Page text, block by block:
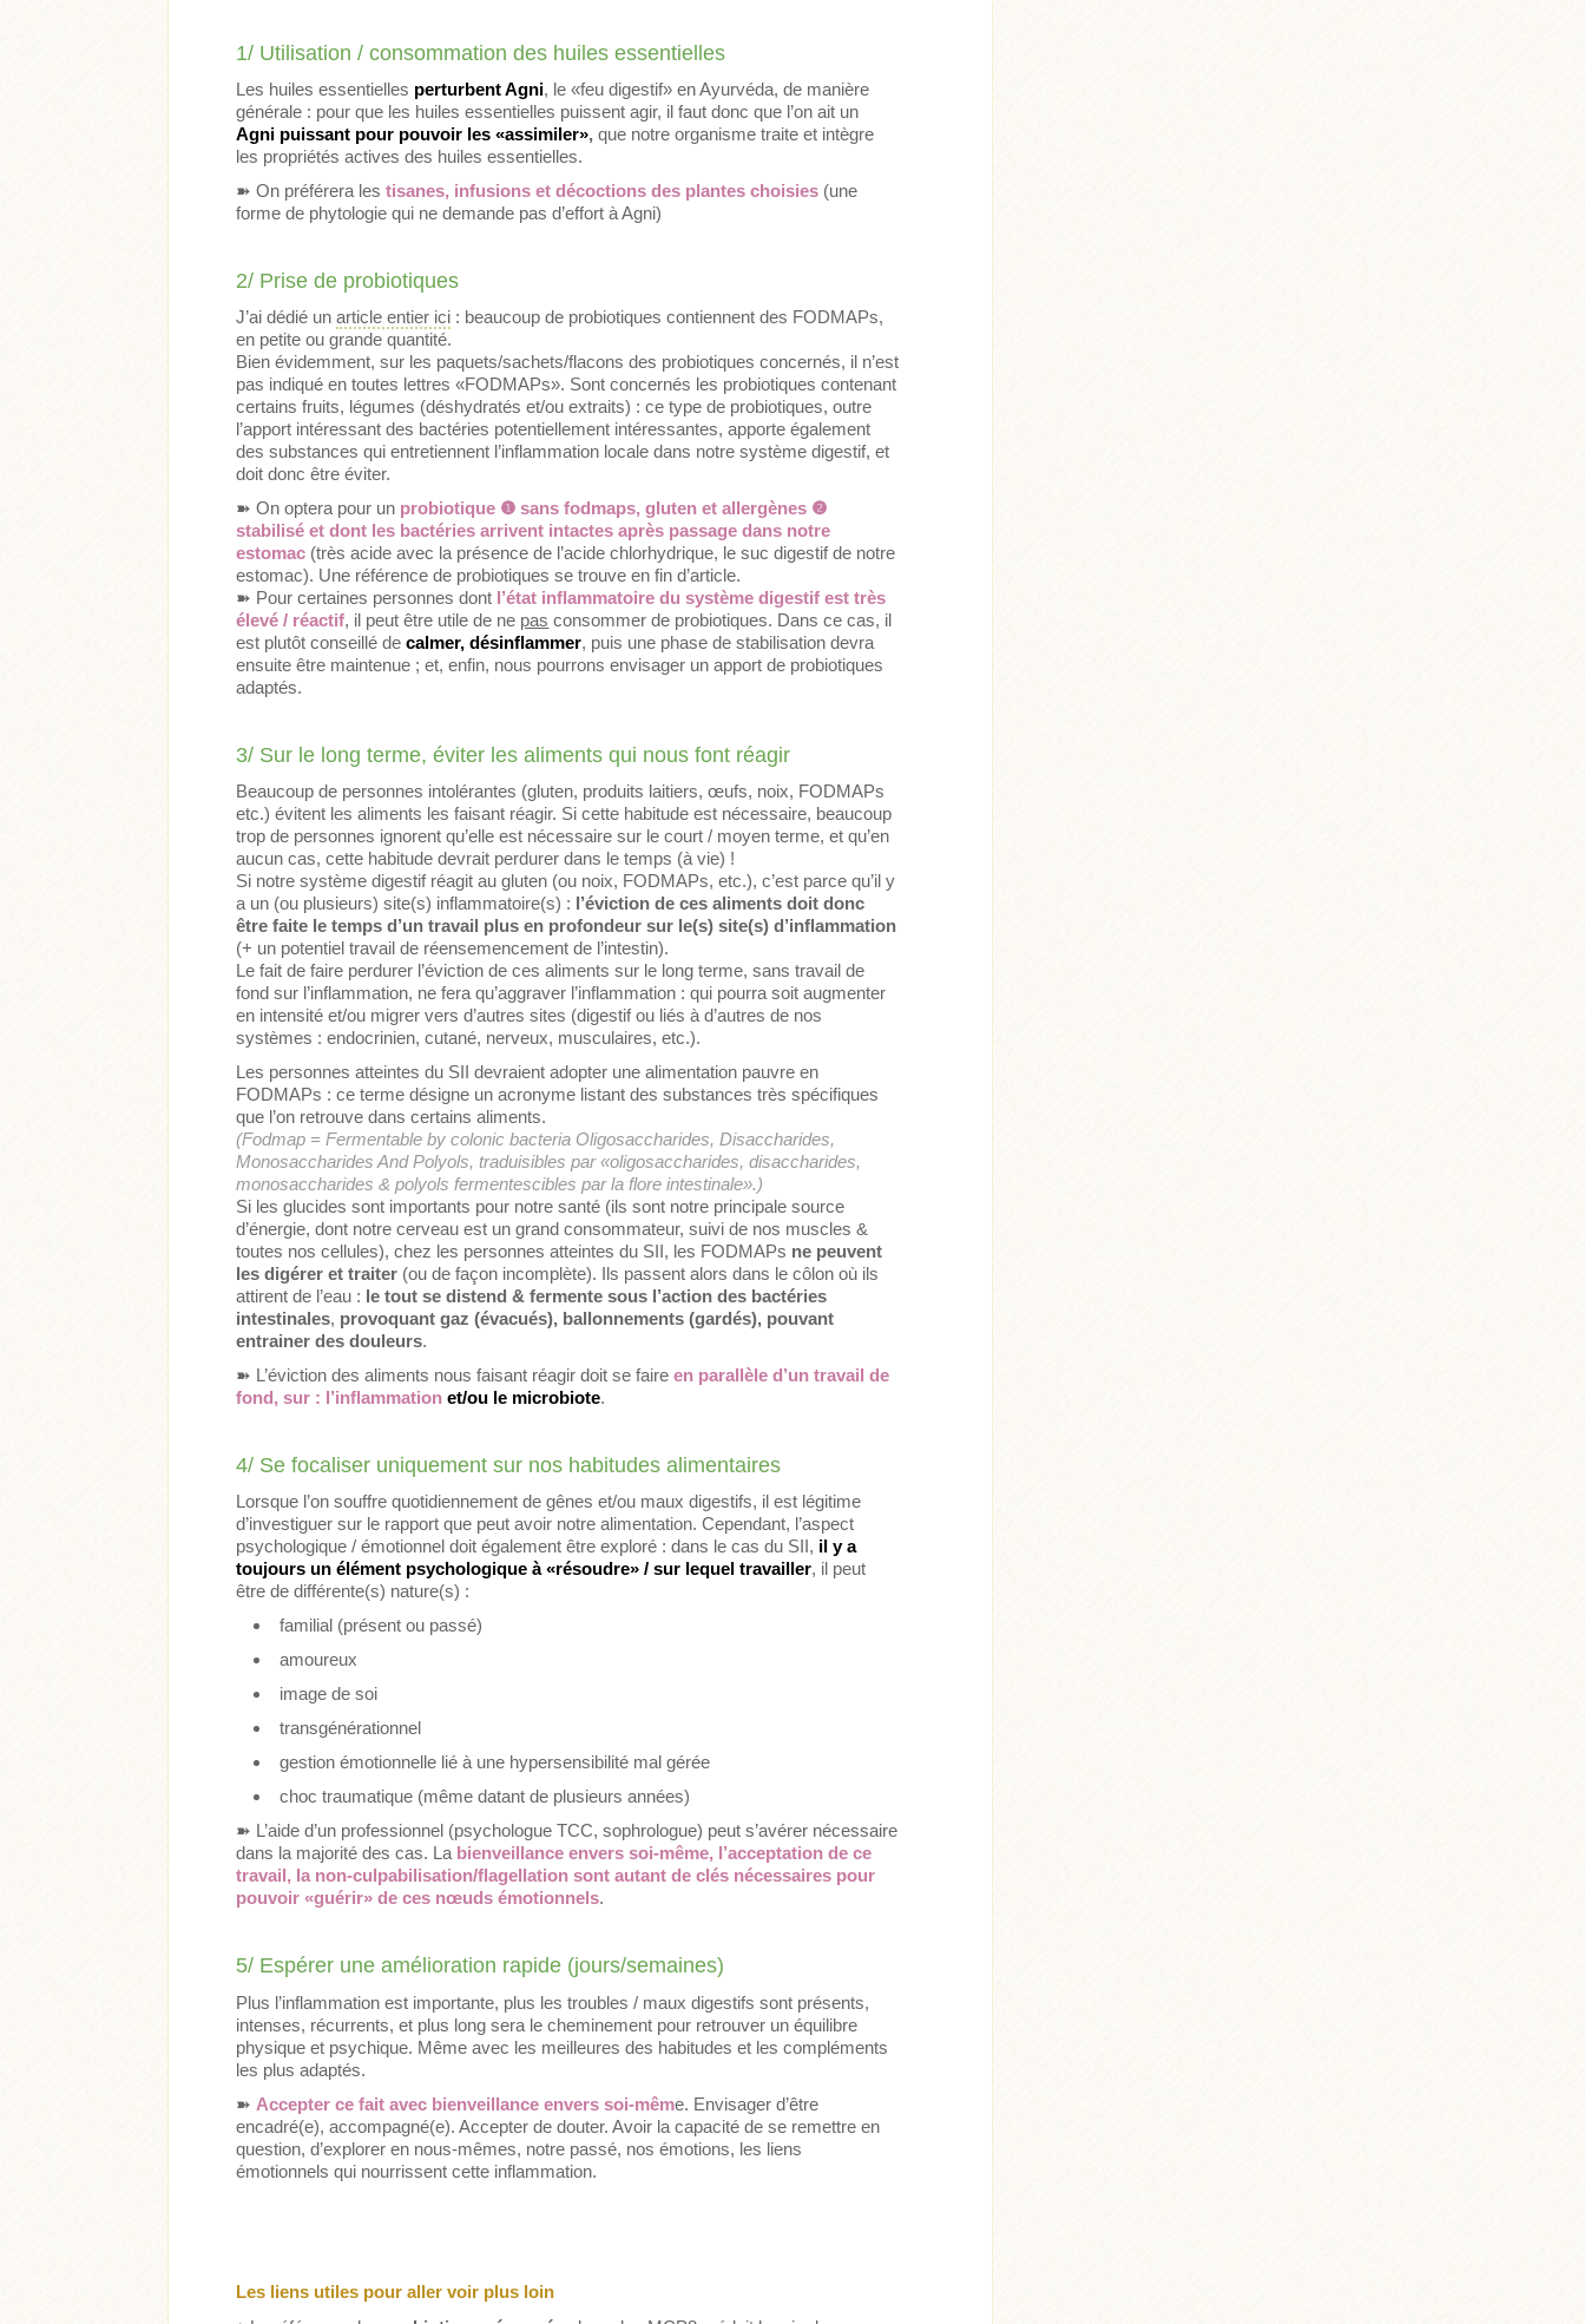
1/ Utilisation / consommation des huiles essentielles
Les huiles essentielles perturbent Agni, le «feu digestif» en Ayurvéda, de manière
générale : pour que les huiles essentielles puissent agir, il faut donc que l’on ait un
Agni puissant pour pouvoir les «assimiler»,que notre organisme traite et intègre
les propriétés actives des huiles essentielles.
➽ On préférera lestisanes, infusions et décoctions des plantes choisies (une
forme de phytologie qui ne demande pas d’effort à Agni)
2/ Prise de probiotiques
J’ai dédié unarticle entier ici : beaucoup de probiotiques contiennent des FODMAPs,
en petite ou grande quantité.
Bien évidemment, sur les paquets/sachets/flacons des probiotiques concernés, il n’est
pas indiqué en toutes lettres «FODMAPs». Sont concernés les probiotiques contenant
certains fruits, légumes (déshydratés et/ou extraits) : ce type de probiotiques, outre
l’apport intéressant des bactéries potentiellement intéressantes, apporte également
des substances qui entretiennent l’inflammation locale dans notre système digestif, et
doit donc être éviter.
➽ On optera pour un probiotique ❶ sans fodmaps, gluten et allergènes ❷
stabilisé et dont les bactéries arrivent intactes après passage dans notre
estomac (très acide avec la présence de l’acide chlorhydrique, le suc digestif de notre
estomac). Une référence de probiotiques se trouve en fin d’article.
➽ Pour certaines personnes dont l’état inflammatoire du système digestif est très
élevé / réactif, il peut être utile de ne pas consommer de probiotiques. Dans ce cas, il
est plutôt conseillé decalmer, désinflammer, puis une phase de stabilisation devra
ensuite être maintenue ; et, enfin, nous pourrons envisager un apport de probiotiques
adaptés.
3/ Sur le long terme, éviter les aliments qui nous font réagir
Beaucoup de personnes intolérantes (gluten, produits laitiers, œufs, noix, FODMAPs
etc.) évitent les aliments les faisant réagir. Si cette habitude est nécessaire, beaucoup
trop de personnes ignorent qu’elle est nécessaire sur le court / moyen terme, et qu’en
aucun cas, cette habitude devrait perdurer dans le temps (à vie) !
Si notre système digestif réagit au gluten (ou noix, FODMAPs, etc.), c’est parce qu’il y
a un (ou plusieurs) site(s) inflammatoire(s) : l’éviction de ces aliments doit donc
être faite le temps d’un travail plus en profondeur sur le(s) site(s) d’inflammation
(+ un potentiel travail de réensemencement de l’intestin).
Le fait de faire perdurer l’éviction de ces aliments sur le long terme, sans travail de
fond sur l’inflammation, ne fera qu’aggraver l’inflammation : qui pourra soit augmenter
en intensité et/ou migrer vers d’autres sites (digestif ou liés à d’autres de nos
systèmes : endocrinien, cutané, nerveux, musculaires, etc.).
Les personnes atteintes du SII devraient adopter une alimentation pauvre en
FODMAPs : ce terme désigne un acronyme listant des substances très spécifiques
que l’on retrouve dans certains aliments.
(Fodmap = Fermentable by colonic bacteria Oligosaccharides, Disaccharides,
Monosaccharides And Polyols, traduisibles par «oligosaccharides, disaccharides,
monosaccharides & polyols fermentescibles par la flore intestinale».)
Si les glucides sont importants pour notre santé (ils sont notre principale source
d’énergie, dont notre cerveau est un grand consommateur, suivi de nos muscles &
toutes nos cellules), chez les personnes atteintes du SII, les FODMAPs ne peuvent
les digérer et traiter (ou de façon incomplète). Ils passent alors dans le côlon où ils
attirent de l’eau : le tout se distend & fermente sous l’action des bactéries
intestinales, provoquantgaz(évacués), ballonnements (gardés), pouvant
entrainer desdouleurs.
➽ L’éviction des aliments nous faisant réagir doit se faireen parallèle d’un travail de
fond, sur : l’inflammation et/ou le microbiote.
4/ Se focaliser uniquement sur nos habitudes alimentaires
Lorsque l’on souffre quotidiennement de gênes et/ou maux digestifs, il est légitime
d’investiguer sur le rapport que peut avoir notre alimentation. Cependant, l’aspect
psychologique / émotionnel doit également être exploré : dans le cas du SII, il y a
toujours un élément psychologique à «résoudre» / sur lequel travailler, il peut
être de différente(s) nature(s) :
familial (présent ou passé)
amoureux
image de soi
transgénérationnel
gestion émotionnelle lié à une hypersensibilité mal gérée
choc traumatique (même datant de plusieurs années)
➽ L’aide d’un professionnel (psychologue TCC, sophrologue) peut s’avérer nécessaire
dans la majorité des cas. La bienveillance envers soi-même, l’acceptation de ce
travail, la non-culpabilisation/flagellation sont autant de clés nécessaires pour
pouvoir «guérir» de ces nœuds émotionnels.
5/ Espérer une amélioration rapide (jours/semaines)
Plus l’inflammation est importante, plus les troubles / maux digestifs sont présents,
intenses, récurrents, et plus long sera le cheminement pour retrouver un équilibre
physique et psychique. Même avec les meilleures des habitudes et les compléments
les plus adaptés.
➽ Accepter ce fait avec bienveillance envers soi-même. Envisager d’être
encadré(e), accompagné(e). Accepter de douter. Avoir la capacité de se remettre en
question, d’explorer en nous-mêmes, notre passé, nos émotions, les liens
émotionnels qui nourrissent cette inflammation.
Les liens utiles pour aller voir plus loin